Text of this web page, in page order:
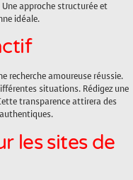
approche structurée et
idéale.
recherche amoureuse réussie.
situations. Rédigez une
transparence attirera des
les sites de